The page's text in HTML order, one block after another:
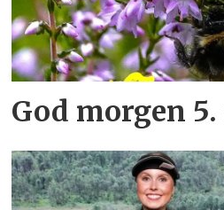
God morgen